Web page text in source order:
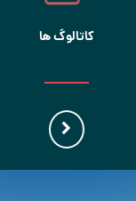
کاتالوگ ها